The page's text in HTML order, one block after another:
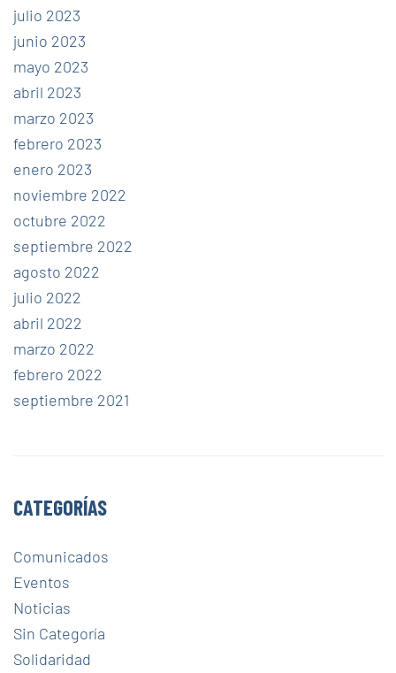
julio 2023
junio 2023
mayo 2023
abril 2023
marzo 2023
febrero 2023
enero 2023
noviembre 2022
octubre 2022
septiembre 2022
agosto 2022
julio 2022
abril 2022
marzo 2022
febrero 2022
septiembre 2021
CATEGORÍAS
Comunicados
Eventos
Noticias
Sin Categoría
Solidaridad